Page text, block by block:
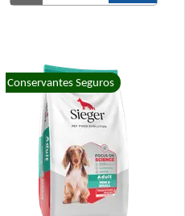
Conservantes Seguros